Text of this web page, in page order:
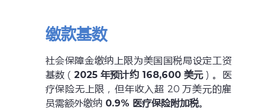
缴款基数
社会保障金缴纳上限为美国国税局设定工资
基数（ 2025 年预计约 168,600 美元）。医
疗保险无上限，但年收入超 20 万美元的雇
员需额外缴纳0.9% 医疗保险附加税。